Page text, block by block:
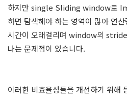
하지만 single Sliding window로
하면 탐색해야 하는 영역이 많아 연
시간이 오래걸리며 window의
나는 문제점이 있습니다.
이러한 비효율성들을 개선하기 위해